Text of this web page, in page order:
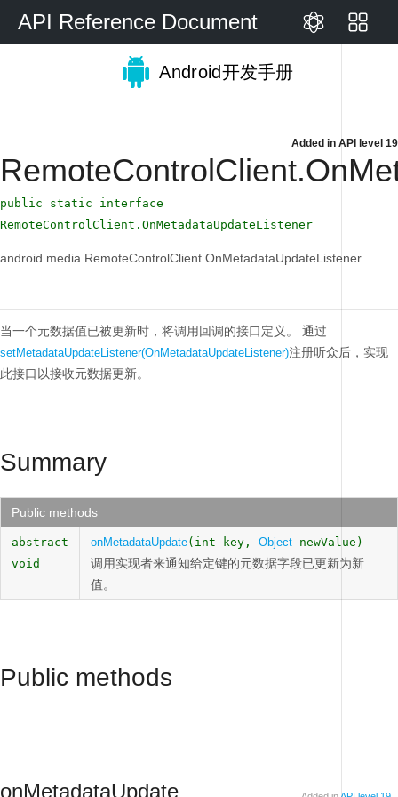
API Reference Document
Android开发手册
Added in API level 19
public static interface
RemoteControlClient.OnMetadataUpdateListener
android.media.RemoteControlClient.OnMetadataUpdateListener
当一个元数据值已被更新时，将调用回调的接口定义。 通过
setMetadataUpdateListener(OnMetadataUpdateListener)注册听众后，实现
此接口以接收元数据更新。
Summary
Public methods
abstract
void
onMetadataUpdate(int key, Object newValue)
调用实现者来通知给定键的元数据字段已更新为新
值。
Public methods
onMetadataUpdate